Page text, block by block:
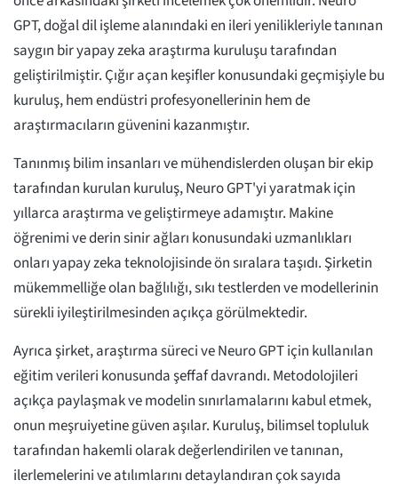
GPT, doğal dil işleme alanındaki en ileri yenilikleriyle tanınan
saygın bir yapay zeka araştırma kuruluşu tarafından
geliştirilmiştir. Çığır açan keşifler konusundaki geçmişiyle bu
kuruluş, hem endüstri profesyonellerinin hem de
araştırmacıların güvenini kazanmıştır.
Tanınmış bilim insanları ve mühendislerden oluşan bir ekip
tarafından kurulan kuruluş, Neuro GPT'yi yaratmak için
yıllarca araştırma ve geliştirmeye adamıştır. Makine
öğrenimi ve derin sinir ağları konusundaki uzmanlıkları
onları yapay zeka teknolojisinde ön sıralara taşıdı. Şirketin
mükemmelliğe olan bağlılığı, sıkı testlerden ve modellerinin
sürekli iyileştirilmesinden açıkça görülmektedir.
Ayrıca şirket, araştırma süreci ve Neuro GPT için kullanılan
eğitim verileri konusunda şeffaf davrandı. Metodolojileri
açıkça paylaşmak ve modelin sınırlamalarını kabul etmek,
onun meşruiyetine güven aşılar. Kuruluş, bilimsel topluluk
tarafından hakemli olarak değerlendirilen ve tanınan,
ilerlemelerini ve atılımlarını detaylandıran çok sayıda